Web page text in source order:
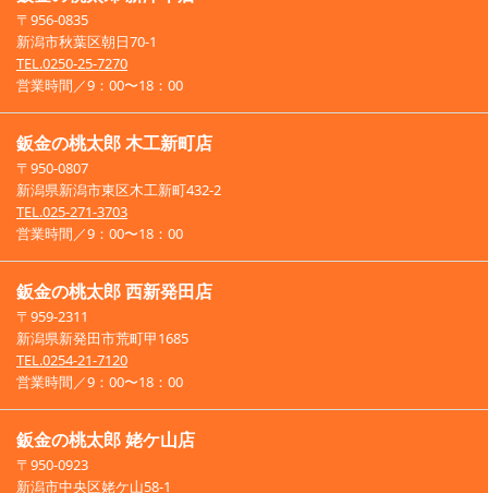
〒956-0835
新潟市秋葉区朝日70-1
TEL.0250-25-7270
営業時間／9：00〜18：00
鈑金の桃太郎 木工新町店
〒950-0807
新潟県新潟市東区木工新町432-2
TEL.025-271-3703
営業時間／9：00〜18：00
鈑金の桃太郎 西新発田店
〒959-2311
新潟県新発田市荒町甲1685
TEL.0254-21-7120
営業時間／9：00〜18：00
鈑金の桃太郎 姥ケ山店
〒950-0923
新潟市中央区姥ケ山58-1